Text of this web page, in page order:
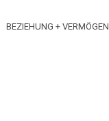
BEZIEHUNG + VERMÖGEN